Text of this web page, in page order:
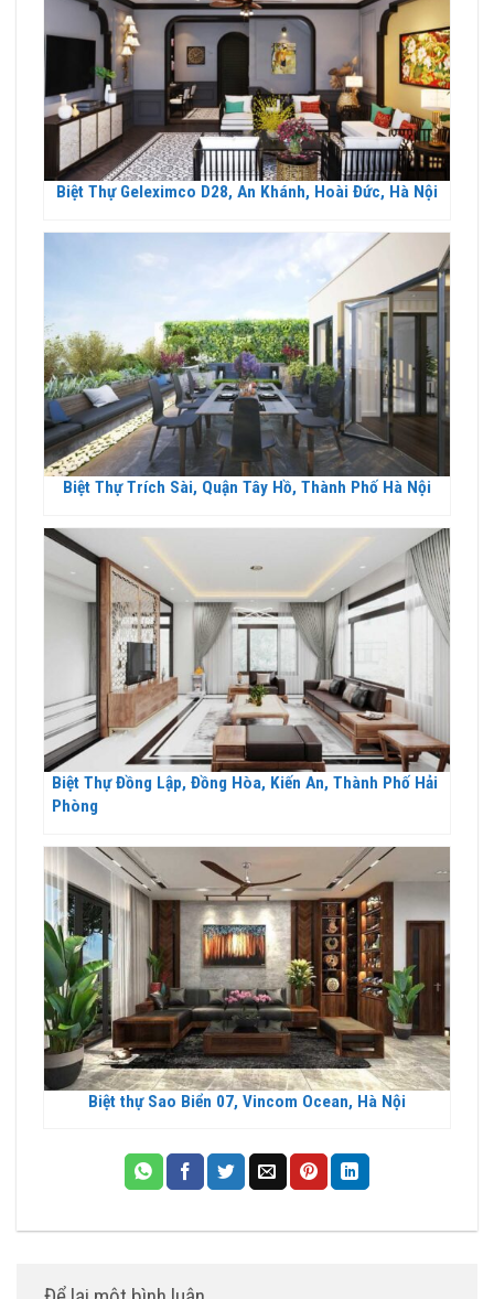
Biệt Thự Geleximco D28, An Khánh, Hoài Đức, Hà Nội
Biệt Thự Trích Sài, Quận Tây Hồ, Thành Phố Hà Nội
Biệt Thự Đồng Lập, Đồng Hòa, Kiến An, Thành Phố Hải
Phòng
Biệt thự Sao Biển 07, Vincom Ocean, Hà Nội